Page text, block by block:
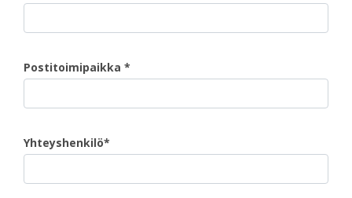
Postitoimipaikka *
Yhteyshenkilö*